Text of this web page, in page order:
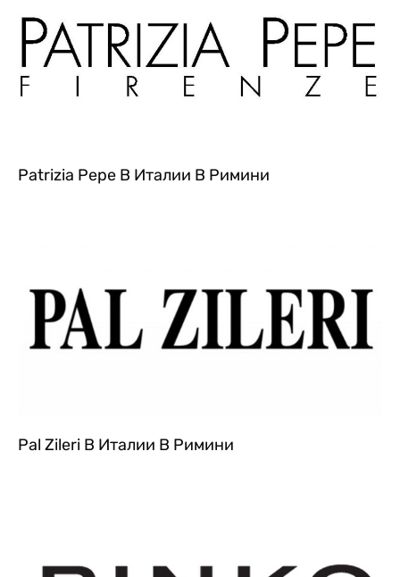
Patrizia Pepe В Италии В Римини
Pal Zileri В Италии В Римини